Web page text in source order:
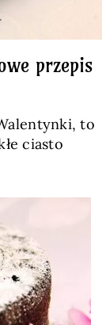
przepis
to
ciasto